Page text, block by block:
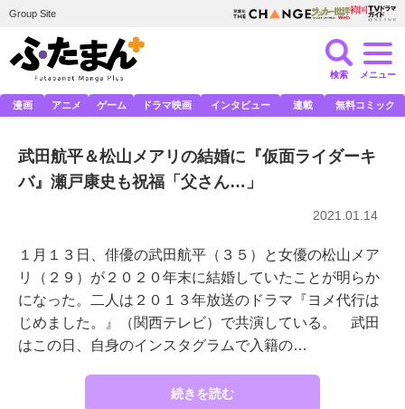
Group Site
検索 メニュー
漫画 アニメ ゲーム ドラマ映画 インタビュー 連載 無料コミック
武田航平＆松山メアリの結婚に『仮面ライダーキ
バ』瀬戸康史も祝福「父さん…」
2021.01.14
１月１３日、俳優の武田航平（３５）と女優の松山メア
リ（２９）が２０２０年末に結婚していたことが明らか
になった。二人は２０１３年放送のドラマ『ヨメ代行は
じめました。』（関西テレビ）で共演している。 武田
はこの日、自身のインスタグラムで入籍の…
続きを読む